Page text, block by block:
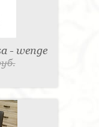
- wenge